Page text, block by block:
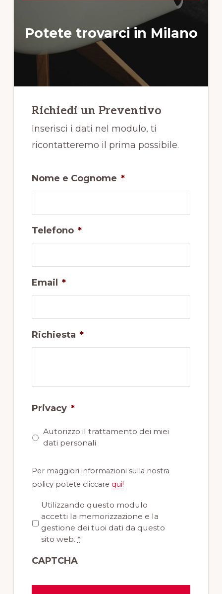
Potete trovarci in Milano
Richiedi un Preventivo
Inserisci i dati nel modulo, ti
ricontatteremo il prima possibile.
Nome e Cognome *
Telefono *
Email *
Richiesta *
Privacy *
Autorizzo il trattamento dei miei
dati personali
Per maggiori informazioni sulla nostra
policy potete cliccare qui!
i
c
*
Utilizzando questo modulo
accetti la memorizzazione e la
gestione dei tuoi dati da questo
sito web. *
CAPTCHA